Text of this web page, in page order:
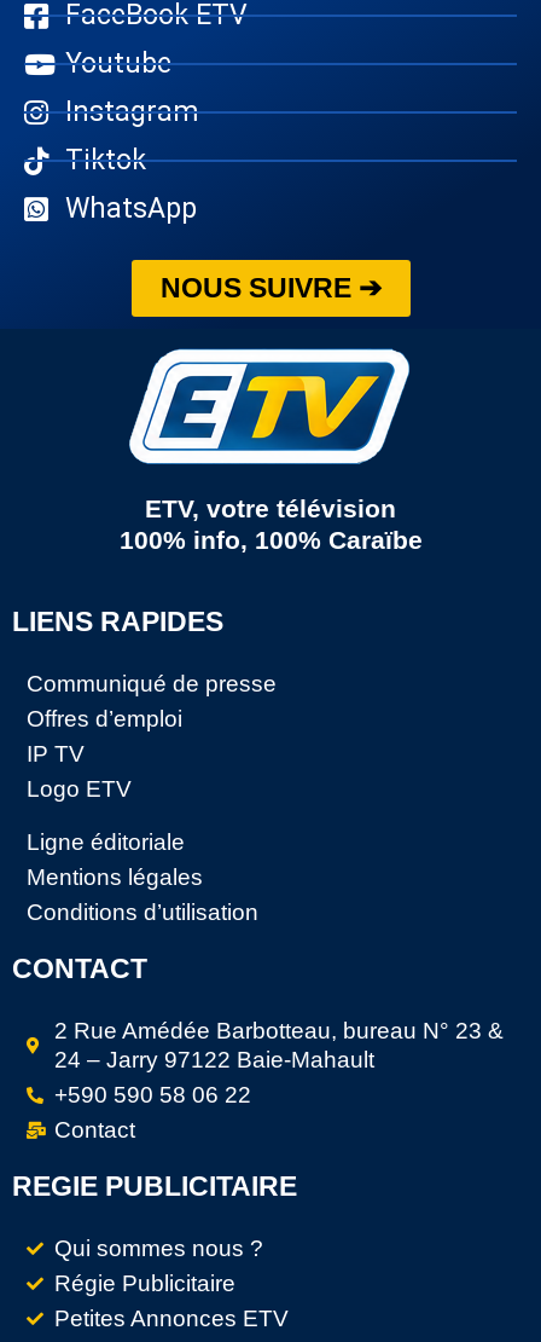
FaceBook ETV
Youtube
Instagram
Tiktok
WhatsApp
NOUS SUIVRE ➔
ETV, votre télévision
100% info, 100% Caraïbe
LIENS RAPIDES
Communiqué de presse
Offres d’emploi
IP TV
Logo ETV
Ligne éditoriale
Mentions légales
Conditions d’utilisation
CONTACT
2 Rue Amédée Barbotteau, bureau N° 23 &
24 – Jarry 97122 Baie-Mahault
+590 590 58 06 22
Contact
REGIE PUBLICITAIRE
Qui sommes nous ?
Régie Publicitaire
Petites Annonces ETV